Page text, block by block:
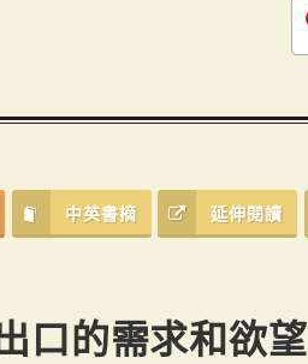
中英書摘 延伸閱讀
口的需求和欲望